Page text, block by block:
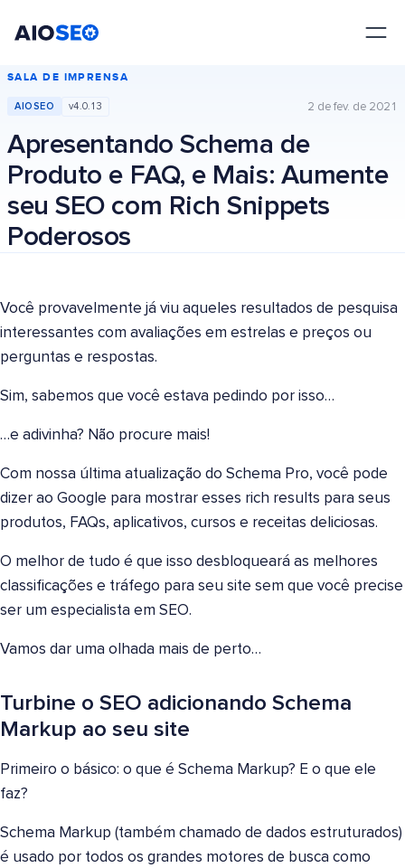
SALA DE IMPRENSA
AIOSEO v4.0.13 2 de fev. de 2021
Apresentando Schema de
Produto e FAQ, e Mais: Aumente
seu SEO com Rich Snippets
Poderosos
Você provavelmente já viu aqueles resultados de pesquisa
interessantes com avaliações em estrelas e preços ou
perguntas e respostas.
Sim, sabemos que você estava pedindo por isso…
…e adivinha? Não procure mais!
Com nossa última atualização do Schema Pro, você pode
dizer ao Google para mostrar esses rich results para seus
produtos, FAQs, aplicativos, cursos e receitas deliciosas.
O melhor de tudo é que isso desbloqueará as melhores
classificações e tráfego para seu site sem que você precise
ser um especialista em SEO.
Vamos dar uma olhada mais de perto…
Turbine o SEO adicionando Schema
Markup ao seu site
Primeiro o básico: o que é Schema Markup? E o que ele
faz?
Schema Markup (também chamado de dados estruturados)
é usado por todos os grandes motores de busca como